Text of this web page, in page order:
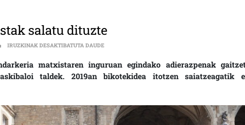
salatu dituzte
IRUZKINAK DESAKTIBATUTA DAUDEKURUCSEN ADIERAZPEN MATXISTAK SALATU
matxistaren inguruan egindako adierazpenak
taldek. 2019an bikotekidea itotzen saiatzeagatik